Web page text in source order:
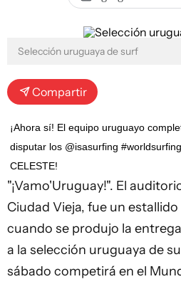
Selección uruguaya de surf
Compartir
¡Ahora sí! El equipo uruguayo
disputar los @isasurfing
CELESTE!
"¡Vamo'Uruguay!". El
Ciudad Vieja, fue un
cuando se produjo la
a la selección uruguaya de
sábado competirá en el